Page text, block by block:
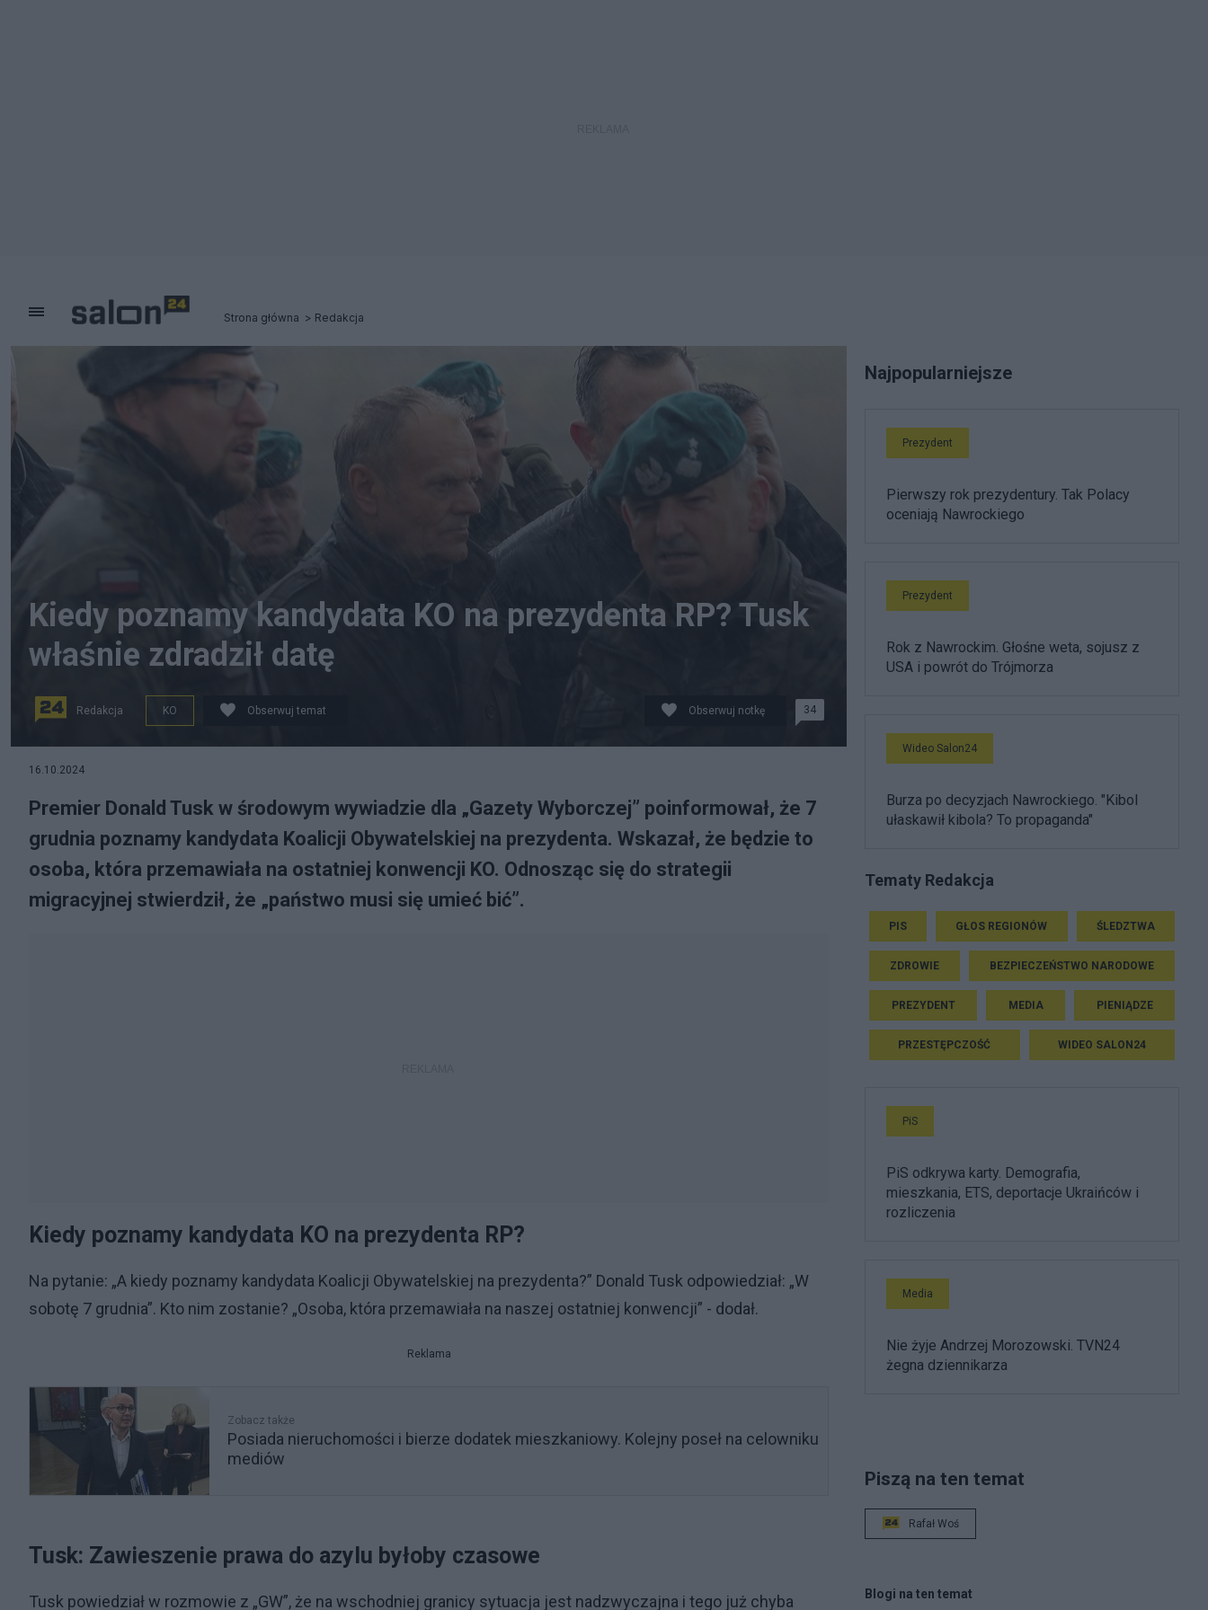
Strona główna Redakcja
Kiedy poznamy kandydata KO na prezydenta RP? Tusk
właśnie zdradził datę
Redakcja KO Obserwuj temat Obserwuj notkę 34
16.10.2024
Premier Donald Tusk w środowym wywiadzie dla „Gazety Wyborczej” poinformował, że 7
grudnia poznamy kandydata Koalicji Obywatelskiej na prezydenta. Wskazał, że będzie to
osoba, która przemawiała na ostatniej konwencji KO. Odnosząc się do strategii
migracyjnej stwierdził, że „państwo musi się umieć bić”.
Kiedy poznamy kandydata KO na prezydenta RP?
Na pytanie: „A kiedy poznamy kandydata Koalicji Obywatelskiej na prezydenta?” Donald Tusk odpowiedział: „W
sobotę 7 grudnia”. Kto nim zostanie? „Osoba, która przemawiała na naszej ostatniej konwencji” - dodał.
Reklama
Zobacz także
Posiada nieruchomości i bierze dodatek mieszkaniowy. Kolejny poseł na celowniku
mediów
Tusk: Zawieszenie prawa do azylu byłoby czasowe
Tusk powiedział w rozmowie z „GW”, że na wschodniej granicy sytuacja jest nadzwyczajna i tego już chyba
Najpopularniejsze
Prezydent
Pierwszy rok prezydentury. Tak Polacy
oceniają Nawrockiego
Prezydent
Rok z Nawrockim. Głośne weta, sojusz z
USA i powrót do Trójmorza
Wideo Salon24
Burza po decyzjach Nawrockiego. "Kibol
ułaskawił kibola? To propaganda"
Tematy Redakcja
PIS GŁOS REGIONÓW ŚLEDZTWA
ZDROWIE BEZPIECZEŃSTWO NARODOWE
PREZYDENT MEDIA PIENIĄDZE
PRZESTĘPCZOŚĆ WIDEO SALON24
PiS
PiS odkrywa karty. Demografia,
mieszkania, ETS, deportacje Ukraińców i
rozliczenia
Media
Nie żyje Andrzej Morozowski. TVN24
żegna dziennikarza
Piszą na ten temat
Rafał Woś
Blogi na ten temat